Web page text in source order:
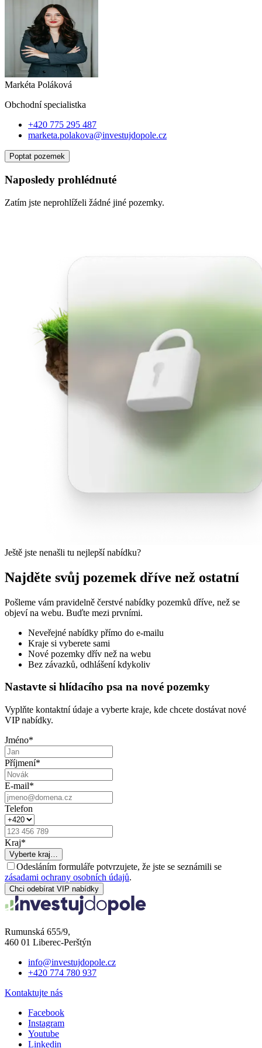
Markéta Poláková
Obchodní specialistka
+420 775 295 487
marketa.polakova@investujdopole.cz
Poptat pozemek
Naposledy prohlédnuté
Zatím jste neprohlíželi žádné jiné pozemky.
Ještě jste nenašli tu nejlepší nabídku?
Najděte svůj pozemek dříve než ostatní
Pošleme vám pravidelně čerstvé nabídky pozemků dříve, než se
objeví na webu. Buďte mezi prvními.
Neveřejné nabídky přímo do e-mailu
Kraje si vyberete sami
Nové pozemky dřív než na webu
Bez závazků, odhlášení kdykoliv
Nastavte si hlídacího psa na nové pozemky
Vyplňte kontaktní údaje a vyberte kraje, kde chcete dostávat nové
VIP nabídky.
Jméno*
Příjmení*
E-mail*
Telefon
Kraj*
Vyberte kraj…
Odesláním formuláře potvrzujete, že jste se seznámili se
zásadami ochrany osobních údajů.
Chci odebírat VIP nabídky
Rumunská 655/9,
460 01 Liberec-Perštýn
info@investujdopole.cz
+420 774 780 937
Kontaktujte nás
Facebook
Instagram
Youtube
Linkedin